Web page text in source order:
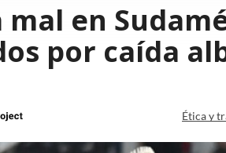
mal en
por caída
Ética y